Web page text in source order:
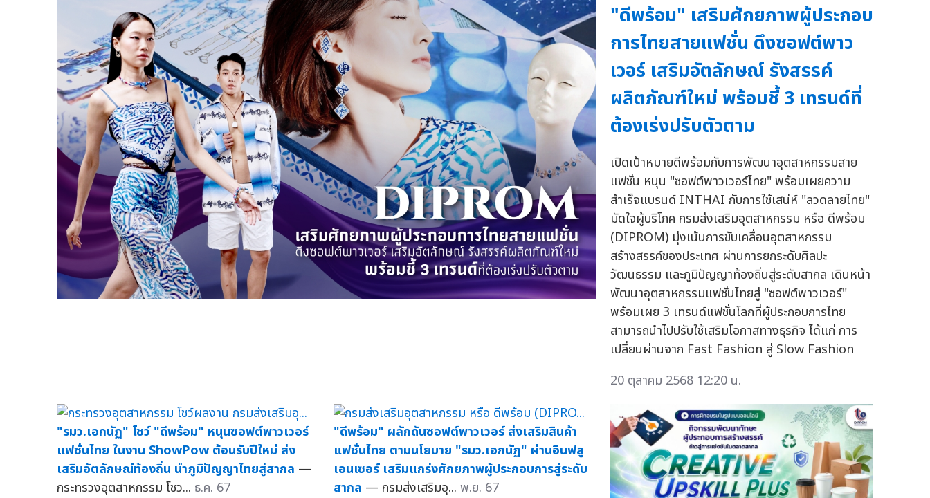
"ดีพร้อม" เสริมศักยภาพผู้ประกอบ
การไทยสายแฟชั่น ดึงซอฟต์พาว
เวอร์ เสริมอัตลักษณ์ รังสรรค์
ผลิตภัณฑ์ใหม่ พร้อมชี้ 3 เทรนด์ที่
ต้องเร่งปรับตัวตาม
เปิดเป้าหมายดีพร้อมกับการพัฒนาอุตสาหกรรมสาย
แฟชั่น หนุน "ซอฟต์พาวเวอร์ไทย" พร้อมเผยความ
สำเร็จแบรนด์ INTHAI กับการใช้เสน่ห์ "ลวดลายไทย"
มัดใจผู้บริโภค กรมส่งเสริมอุตสาหกรรม หรือ ดีพร้อม
(DIPROM) มุ่งเน้นการขับเคลื่อนอุตสาหกรรม
สร้างสรรค์ของประเทศ ผ่านการยกระดับศิลปะ
วัฒนธรรม และภูมิปัญญาท้องถิ่นสู่ระดับสากล เดินหน้า
พัฒนาอุตสาหกรรมแฟชั่นไทยสู่ "ซอฟต์พาวเวอร์"
พร้อมเผย 3 เทรนด์แฟชั่นโลกที่ผู้ประกอบการไทย
สามารถนำไปปรับใช้เสริมโอกาสทางธุรกิจ ได้แก่ การ
เปลี่ยนผ่านจาก Fast Fashion สู่ Slow Fashion
20 ตุลาคม 2568 12:20 น.
"รมว.เอกนัฏ" โชว์ "ดีพร้อม" หนุนซอฟต์พาวเวอร์
แฟชั่นไทย ในงาน ShowPow ต้อนรับปีใหม่ ส่ง
เสริมอัตลักษณ์ท้องถิ่น นำภูมิปัญญาไทยสู่สากล —
กระทรวงอุตสาหกรรม โชว... ธ.ค. 67
"ดีพร้อม" ผลักดันซอฟต์พาวเวอร์ ส่งเสริมสินค้า
แฟชั่นไทย ตามนโยบาย "รมว.เอกนัฏ" ผ่านอินฟลู
เอนเซอร์ เสริมแกร่งศักยภาพผู้ประกอบการสู่ระดับ
สากล — กรมส่งเสริมอุ... พ.ย. 67